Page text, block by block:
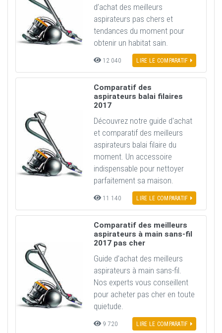
d’achat des meilleurs
aspirateurs pas chers et
tendances du moment pour
obtenir un habitat sain.
12 040 LIRE LE COMPARATIF
Comparatif des
aspirateurs balai filaires
2017
Découvrez notre guide d'achat
et comparatif des meilleurs
aspirateurs balai filaire du
moment. Un accessoire
indispensable pour nettoyer
parfaitement sa maison.
11 140 LIRE LE COMPARATIF
Comparatif des meilleurs
aspirateurs à main sans-fil
2017 pas cher
Guide d’achat des meilleurs
aspirateurs à main sans-fil.
Nos experts vous conseillent
pour acheter pas cher en toute
quietude.
9 720 LIRE LE COMPARATIF